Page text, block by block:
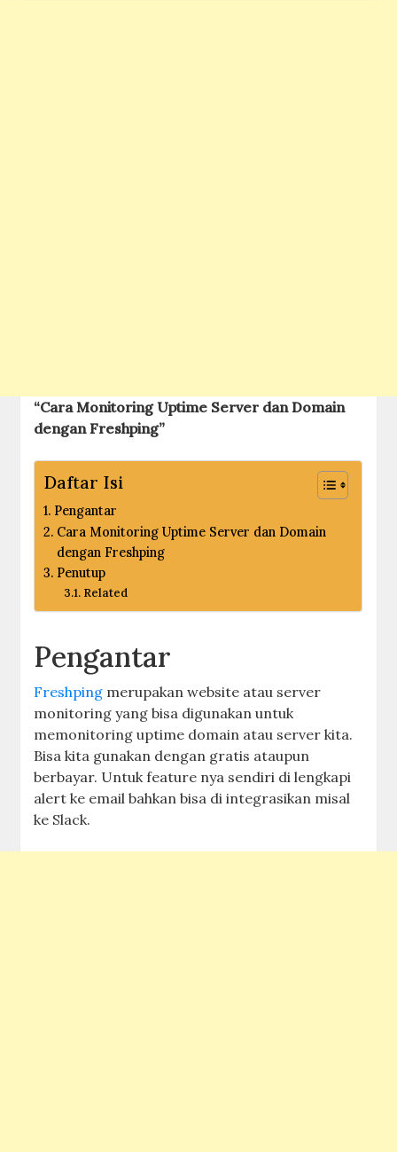
“Cara Monitoring Uptime Server dan Domain
dengan Freshping”
Daftar Isi
Pengantar
Cara Monitoring Uptime Server dan Domain
dengan Freshping
Penutup
Related
Pengantar
Freshping merupakan website atau server
monitoring yang bisa digunakan untuk
memonitoring uptime domain atau server kita.
Bisa kita gunakan dengan gratis ataupun
berbayar. Untuk feature nya sendiri di lengkapi
alert ke email bahkan bisa di integrasikan misal
ke Slack.